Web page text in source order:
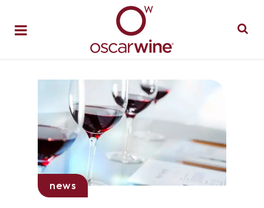
news